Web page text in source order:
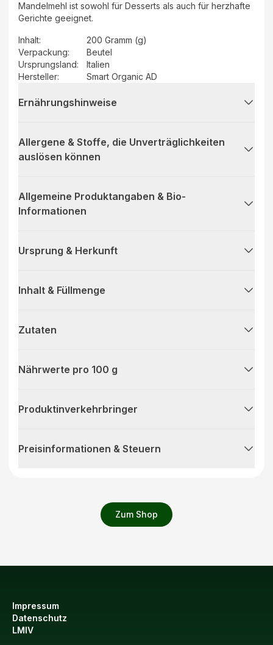
Zum Shop
Mandelmehl ist sowohl für Desserts als auch für herzhafte
Gerichte geeignet.
Inhalt:
200 Gramm (g)
Verpackung:
Beutel
Ursprungsland:
Italien
Hersteller: Smart Organic AD
Ernährungshinweise
Allergene & Stoffe, die Unverträglichkeiten
auslösen können
Allgemeine Produktangaben & Bio-
Informationen
Ursprung & Herkunft
Inhalt & Füllmenge
Zutaten
Nährwerte pro 100 g
Produktinverkehrbringer
Preisinformationen & Steuern
Impressum
Datenschutz
LMIV